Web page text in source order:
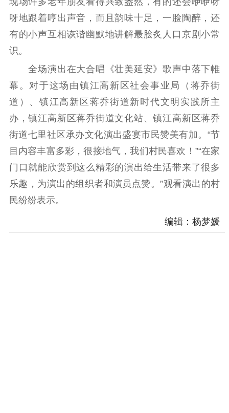
呀地跟着哼出声音，而且韵味十足，一脸陶醉，还
有的小声互相诙谐幽默地讲解最脍炙人口京剧小常
识。
全场演出在大合唱《壮美延安》歌声中落下帷
幕。对于这场由镇江高新区社会事业局（蒋乔街
道）、镇江高新区蒋乔街道新时代文明实践所主
办，镇江高新区蒋乔街道文化站、镇江高新区蒋乔
街道七里社区承办文化演出盛宴市民赞美有加。“节
目内容丰富多彩，很接地气，我们村民喜欢！”“在家
门口就能欣赏到这么精彩的演出给生活带来了很多
乐趣，为演出的组织者和演员点赞。”观看演出的村
民纷纷表示。
编辑：杨梦媛